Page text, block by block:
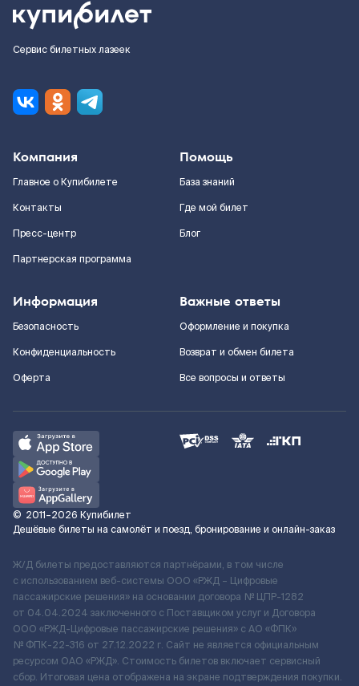
Сервис билетных лазеек
Компания
Главное о Купибилете
Контакты
Пресс-центр
Партнерская программа
Помощь
База знаний
Где мой билет
Блог
Информация
Безопасность
Конфиденциальность
Оферта
Важные ответы
Оформление и покупка
Возврат и обмен билета
Все вопросы и ответы
© 2011–2026 Купибилет
Дешёвые билеты на самолёт и поезд, бронирование и онлайн-заказ
Ж/Д билеты предоставляются партнёрами, в том числе
с использованием веб-системы ООО «РЖД – Цифровые
пассажирские решения» на основании договора № ЦПР-1282
от 04.04.2024 заключенного с Поставщиком услуг и Договора
ООО «РЖД-Цифровые пассажирские решения» c АО «ФПК»
№ ФПК-22-316 от 27.12.2022 г. Сайт не является официальным
ресурсом ОАО «РЖД». Стоимость билетов включает сервисный
сбор. Итоговая цена отображена на экране подтверждения покупки.